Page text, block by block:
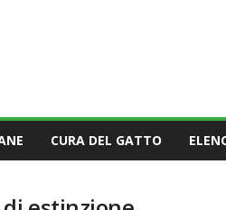
CURA DEL GATTO